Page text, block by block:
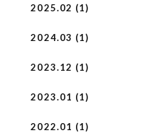
2025.02 (1)
2024.03 (1)
2023.12 (1)
2023.01 (1)
2022.01 (1)